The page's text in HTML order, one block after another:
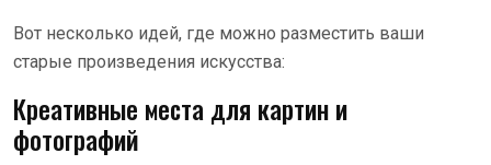
Вот несколько идей, где можно разместить ваши
старые произведения искусства:
Креативные места для картин и
фотографий